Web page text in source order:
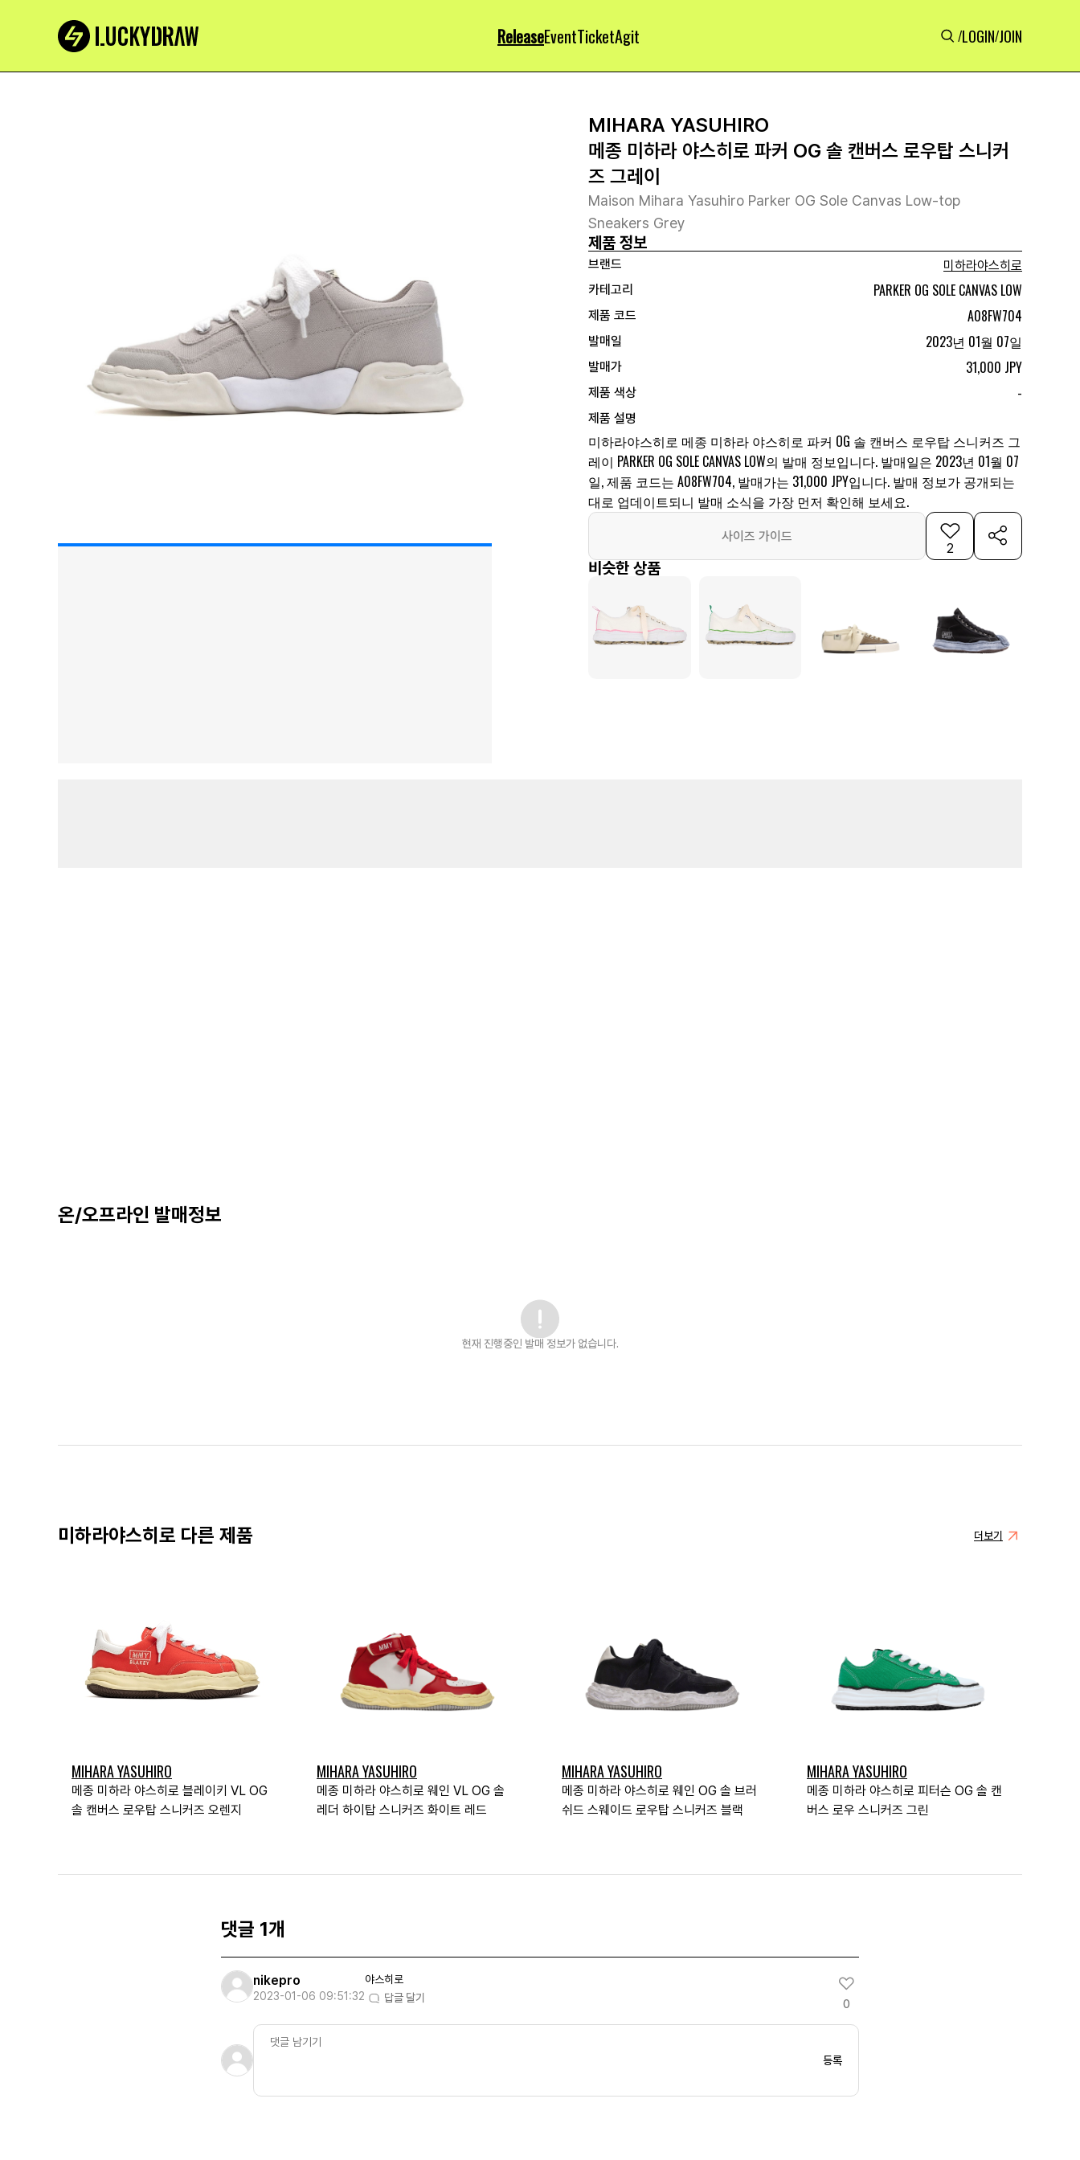
ReleaseEventTicketAgit /LOGIN/JOIN
MIHARA YASUHIRO
메종 미하라 야스히로 파커 OG 솔 캔버스 로우탑 스니커
즈 그레이
Maison Mihara Yasuhiro Parker OG Sole Canvas Low-top
Sneakers Grey
제품 정보
브랜드
미하라야스히로
카테고리
PARKER OG SOLE CANVAS LOW
제품 코드 A08FW704
발매일 2023년 01월 07일
발매가 31,000 JPY
제품 색상 -
제품 설명
미하라야스히로 메종 미하라 야스히로 파커 OG 솔 캔버스 로우탑 스니커즈 그
레이 PARKER OG SOLE CANVAS LOW의 발매 정보입니다. 발매일은 2023년 01월 07
일, 제품 코드는 A08FW704, 발매가는 31,000 JPY입니다. 발매 정보가 공개되는
대로 업데이트되니 발매 소식을 가장 먼저 확인해 보세요.
사이즈 가이드
2
비슷한 상품
온/오프라인 발매정보
현재 진행중인 발매 정보가 없습니다.
미하라야스히로 다른 제품 더보기
MIHARA YASUHIRO
메종 미하라 야스히로 블레이키 VL OG
솔 캔버스 로우탑 스니커즈 오렌지
MIHARA YASUHIRO
메종 미하라 야스히로 웨인 VL OG 솔
레더 하이탑 스니커즈 화이트 레드
MIHARA YASUHIRO
메종 미하라 야스히로 웨인 OG 솔 브러
쉬드 스웨이드 로우탑 스니커즈 블랙
MIHARA YASUHIRO
메종 미하라 야스히로 피터슨 OG 솔 캔
버스 로우 스니커즈 그린
댓글 1개
nikepro
2023-01-06 09:51:32
야스히로
답글 달기
0
등록